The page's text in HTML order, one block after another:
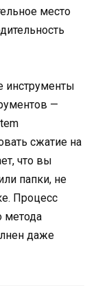
место
инструменты
—
сжатие на
что вы
папки, не
Процесс
метода
даже